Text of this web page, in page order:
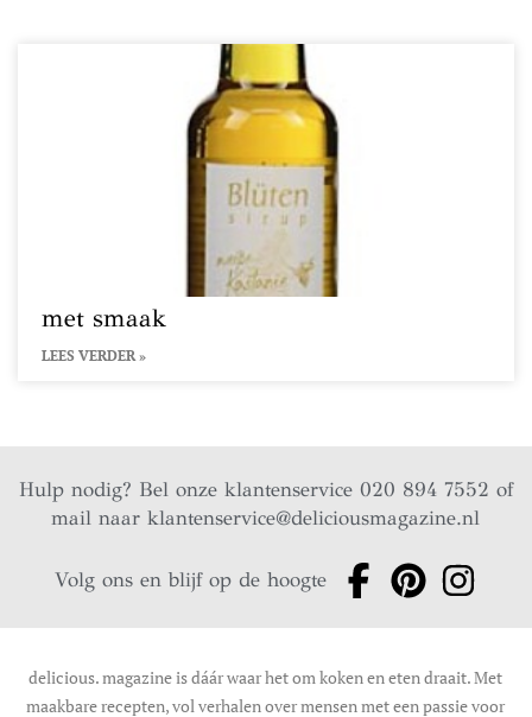
met smaak
LEES VERDER »
Hulp nodig? Bel onze klantenservice 020 894 7552 of
mail naarklantenservice@deliciousmagazine.nl
Volg ons en blijf op de hoogte
delicious. magazine is dáár waar het om koken en eten draait. Met
maakbare recepten, vol verhalen over mensen met een passie voor